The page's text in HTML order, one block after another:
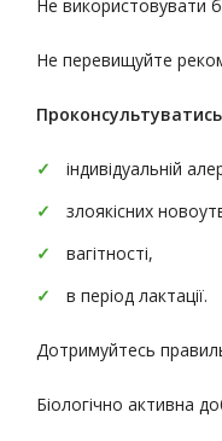
Не використовувати
Не перевищуйте
Проконсультуватись
індивідуальній
злоякісних
вагітності,
в період лактації.
Дотримуйтесь
Біологічно активна